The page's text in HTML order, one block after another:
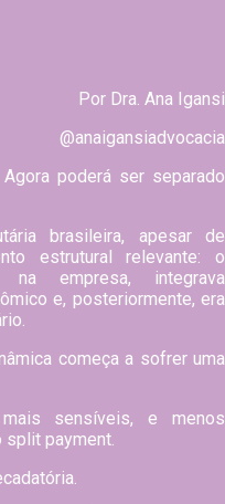
Por Dra. Ana Igansi
@anaigansiadvocacia
poderá ser separado
brasileira, apesar de
estrutural relevante: o
na empresa, integrava
e, posteriormente, era
começa a sofrer uma
sensíveis, e menos
split payment.